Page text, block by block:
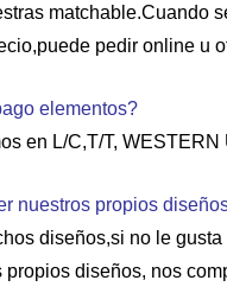
matchable.Cuando
pedir online u
elementos?
en L/C,T/T, WESTERN
nuestros propios
diseños,si no le
propios diseños, nos